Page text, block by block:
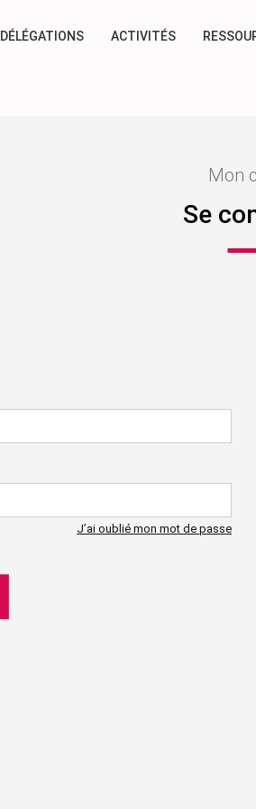
DÉLÉGATIONS ACTIVITÉS
Mon
Se
J’ai oublié mon mot de passe